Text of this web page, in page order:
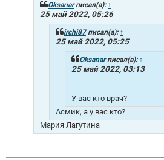
Oksanarписал(а): ↑
25 май 2022, 05:26
irchi87писал(а): ↑
25 май 2022, 05:25
Oksanarписал(а): ↑
25 май 2022, 03:13
У вас кто врач?
Асмик, а у вас кто?
Мария Лагутина